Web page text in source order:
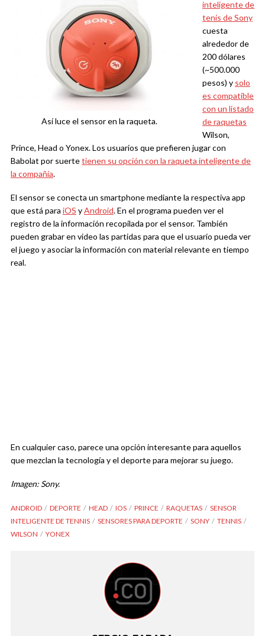
Así luce el sensor en la raqueta.
inteligente de
tenis de Sony
cuesta
alrededor de
200 dólares
(~500.000
pesos) y solo
es compatible
con un listado
de raquetas
Wilson,
Prince, Head o Yonex. Los usuarios que prefieren jugar con
Babolat por suertetienen su opción con la raqueta inteligente de
la compañía.
El sensor se conecta un smartphone mediante la respectiva app
que está para iOS yAndroid. En el programa pueden ver el
registro de la información recopilada por el sensor. También
pueden grabar en video las partidas para que el usuario pueda ver
el juego y asociar la información con material relevante en tiempo
real.
En cualquier caso, parece una opción interesante para aquellos
que mezclan la tecnología y el deporte para mejorar su juego.
Imagen: Sony.
ANDROID DEPORTE HEAD IOS PRINCE RAQUETAS
SENSOR
INTELIGENTE DE TENNIS
SENSORES PARA DEPORTE SONY
TENNIS
WILSON
YONEX